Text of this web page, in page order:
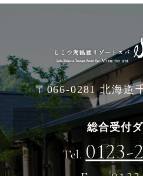
〒066-0281 北海道
総合受付
Tel. 0123-